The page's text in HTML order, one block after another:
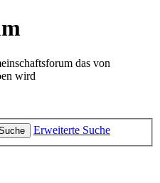
das von
wird
Erweiterte Suche